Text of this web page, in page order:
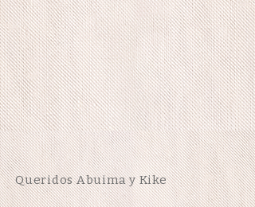
Queridos Abuima y Kike